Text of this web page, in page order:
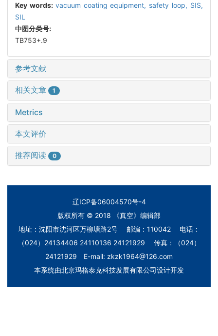
Key words: vacuum coating equipment, safety loop, SIS,
SIL
中图分类号:
TB753+.9
参考文献
相关文章 1
Metrics
本文评价
推荐阅读 0
辽ICP备06004570号-4
版权所有 © 2018 《真空》编辑部
地址：沈阳市沈河区万柳塘路2号 邮编：110042 电话：
（024）24134406 24110136 24121929 传真：（024）
24121929 E-mail: zkzk1964@126.com
本系统由北京玛格泰克科技发展有限公司设计开发